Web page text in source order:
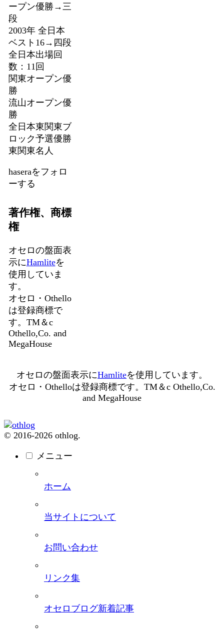
ープン優勝→三
段
2003年 全日本
ベスト16→四段
全日本出場回
数：11回
関東オープン優
勝
流山オープン優
勝
全日本東関東ブ
ロック予選優勝
東関東名人
haseraをフォロ
ーする
著作権、商標
権
オセロの盤面表
示にHamliteを
使用していま
す。
オセロ・Othello
は登録商標で
す。TM＆c
Othello,Co. and
MegaHouse
オセロの盤面表示にHamliteを使用しています。
オセロ・Othelloは登録商標です。TM＆c Othello,Co.
and MegaHouse
© 2016-2026 othlog.
メニュー
ホーム
当サイトについて
お問い合わせ
リンク集
オセロブログ新着記事